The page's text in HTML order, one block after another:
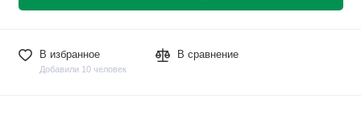
В избранное
Добавили 10 человек
В сравнение